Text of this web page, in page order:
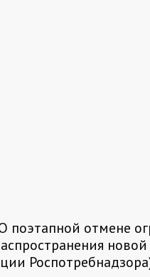
поэтапной отмене